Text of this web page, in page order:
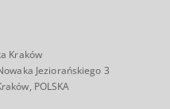
Kraków
Jeziorańskiego 3
POLSKA